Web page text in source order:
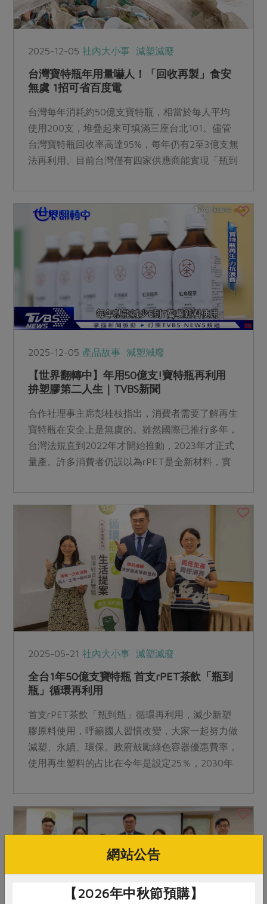
2025-12-05社內大小事 減塑減廢
台灣寶特瓶年用量嚇人！「回收再製」食安
無虞 1招可省百度電
台灣每年消耗約50億支寶特瓶，相當於每人平均
使用200支，堆疊起來可填滿三座台北101。儘管
台灣寶特瓶回收率高達95%，每年仍有2至3億支無
法再利用。目前台灣僅有四家供應商能實現「瓶到
2025-12-05 產品故事 減塑減廢
【世界翻轉中】年用50億支!寶特瓶再利用
拚塑膠第二人生｜TVBS新聞
合作社理事主席彭桂枝指出，消費者需要了解再生
寶特瓶在安全上是無虞的。雖然國際已推行多年，
台灣法規直到2022年才開始推動，2023年才正式
量產。許多消費者仍誤以為rPET是全新材料，實
相同，因此關於回收知識還需要更多與消費者的溝
2025-05-21社內大小事 減塑減廢
全台1年50億支寶特瓶 首支rPET茶飲「瓶到
瓶」循環再利用
首支rPET茶飲「瓶到瓶」循環再利用，減少新塑
膠原料使用，呼籲國人習慣改變，大家一起努力做
減塑、永續、環保。政府鼓勵綠色容器優惠費率，
使用再生塑料的占比在今年是設定25％，2030年
循環推動法，推動台灣落地生態系。
網站公告
【2026年中秋節預購】